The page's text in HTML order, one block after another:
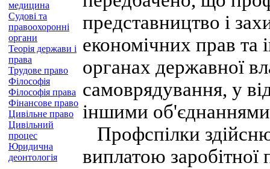
медицина
Судові та
правоохоронні
органи
Теорія держави і
права
Трудове право
Філософія
Філософія права
Фінансове право
Цивільне право
Цивільний
процес
Юридична
деонтологія
представництво і
економічних прав та
органах державної
самоврядування, у
іншими
Профспілки
виплатою